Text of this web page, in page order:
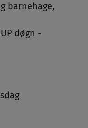
barnehage,
døgn -